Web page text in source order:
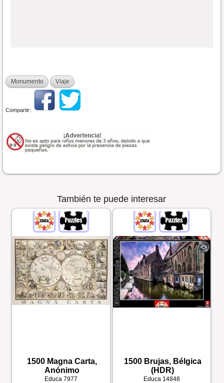
Monumento Viaje
Compartir:
También te puede interesar
1500 Magna Carta,
Anónimo
Educa 7977
1500 Brujas, Bélgica
(HDR)
Educa 14848